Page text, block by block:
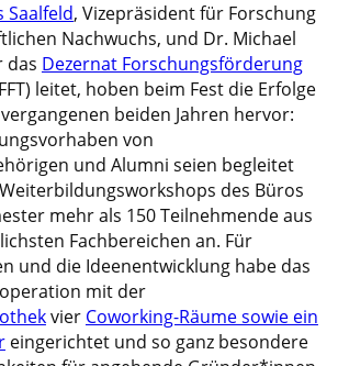
Saalfeld, Vizepräsident für Forschung
Nachwuchs, und Dr. Michael
das Dezernat Forschungsförderung
leitet, hoben beim Fest die Erfolge
beiden Jahren hervor:
von
und Alumni seien begleitet
des Büros
mehr als 150 Teilnehmende aus
Fachbereichen an. Für
und die Ideenentwicklung habe das
mit der
vier Coworking-Räume sowie ein
eingerichtet und so ganz besondere